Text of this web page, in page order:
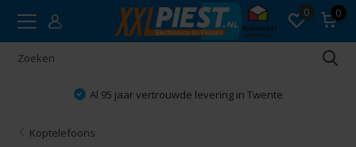
0 0
Al 95 jaar vertrouwde levering in Twente
Koptelefoons